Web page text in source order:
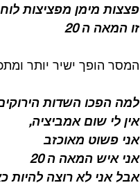
פצצות מימן מפציצות
זו המאה ה 20
המסר הופך ישיר יותר
למה הפכו השדות
אין לי שום אמביציה,
אני פשוט מאוכזב
אני איש המאה ה 20
אבל אני לא רוצה להיות